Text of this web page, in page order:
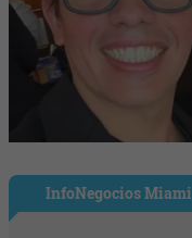
InfoNegocios Miami